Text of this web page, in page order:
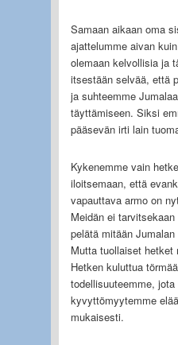
Samaan aikaan oma
ajattelumme aivan
olemaan kelvollisia ja
itsestään selvää, että
ja suhteemme
täyttämiseen. Siksi
pääsevän irti lain
Kykenemme vain
iloitsemaan, että
vapauttava armo on
Meidän ei
pelätä mitään
Mutta tuollaiset hetket
Hetken kuluttua
todellisuuteemme,
kyvyttömyytemme
mukaisesti.